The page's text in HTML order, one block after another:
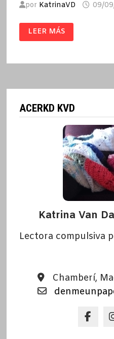
por KatrinaVD 09/
BORDADOS
/
MARJANE
LEER MÁS
ACERKD KVD
Katrina Van
Lectora compulsiva
Chamberí,